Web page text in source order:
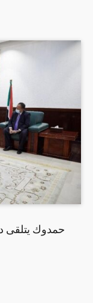
حمدوك يتلقى